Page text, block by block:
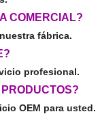
COMERCIAL?
fábrica.
profesional.
OEM para usted.